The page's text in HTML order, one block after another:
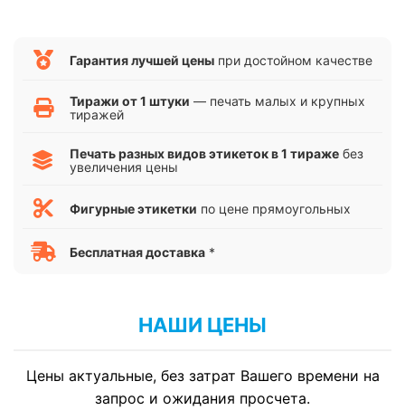
Гарантия лучшей цены при достойном качестве
Тиражи от 1 штуки — печать малых и крупных
тиражей
Печать разных видов этикеток в 1 тираже без
увеличения цены
Фигурные этикетки по цене прямоугольных
Бесплатная доставка *
НАШИ ЦЕНЫ
Цены актуальные, без затрат Вашего времени на
запрос и ожидания просчета.